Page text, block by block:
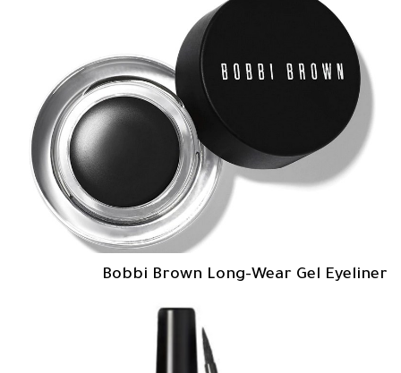
Bobbi Brown Long-Wear Gel Eyeliner